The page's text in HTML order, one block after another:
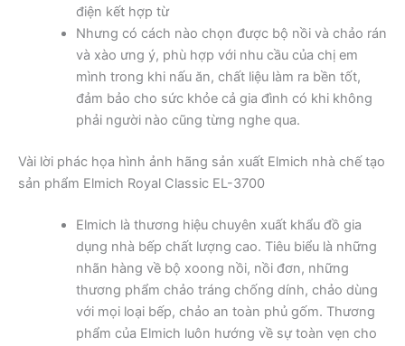
điện kết hợp từ
Nhưng có cách nào chọn được bộ nồi và chảo rán
và xào ưng ý, phù hợp với nhu cầu của chị em
mình trong khi nấu ăn, chất liệu làm ra bền tốt,
đảm bảo cho sức khỏe cả gia đình có khi không
phải người nào cũng từng nghe qua.
Vài lời phác họa hình ảnh hãng sản xuất Elmich nhà chế tạo
sản phẩm Elmich Royal Classic EL-3700
Elmich là thương hiệu chuyên xuất khẩu đồ gia
dụng nhà bếp chất lượng cao. Tiêu biểu là những
nhãn hàng về bộ xoong nồi, nồi đơn, những
thương phẩm chảo tráng chống dính, chảo dùng
với mọi loại bếp, chảo an toàn phủ gốm. Thương
phẩm của Elmich luôn hướng về sự toàn vẹn cho